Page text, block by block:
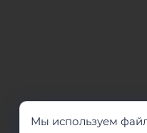
Мы используем